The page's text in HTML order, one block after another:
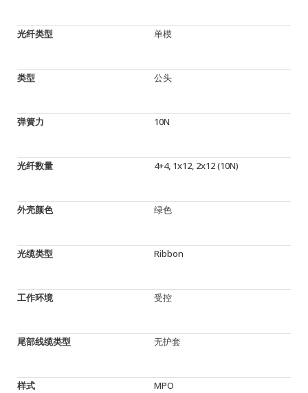
光纤类型 单模
类型 公头
弹簧力 10N
光纤数量 4+4, 1x12, 2x12 (10N)
外壳颜色 绿色
光缆类型 Ribbon
工作环境 受控
尾部线缆类型 无护套
样式 MPO